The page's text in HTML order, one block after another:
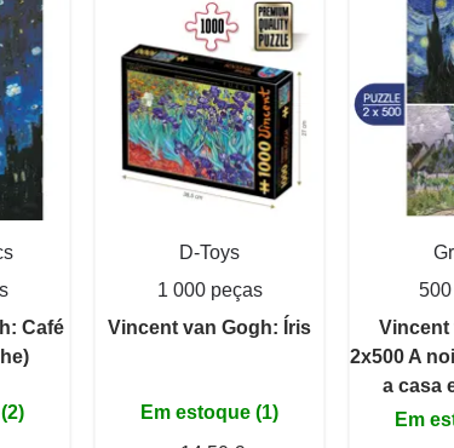
Café
D-Toys
1 000 peças
Vincent van Gogh: Íris
Em estoque (1)
Vincent
2x500 A
a casa
Em